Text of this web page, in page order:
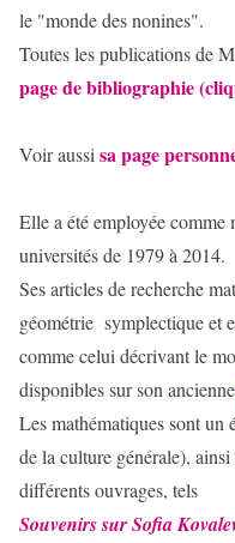
le "monde des nonines".
Toutes les publications de
page de bibliographie
Voir aussi sa page
Elle a été employée comme
universités de 1979 à 2014.
Ses articles de recherche
géométrie symplectique et
comme celui décrivant le
disponibles sur son ancienne
Les mathématiques sont
de la culture générale),
différents ouvrages, tels
Souvenirs sur Sofia